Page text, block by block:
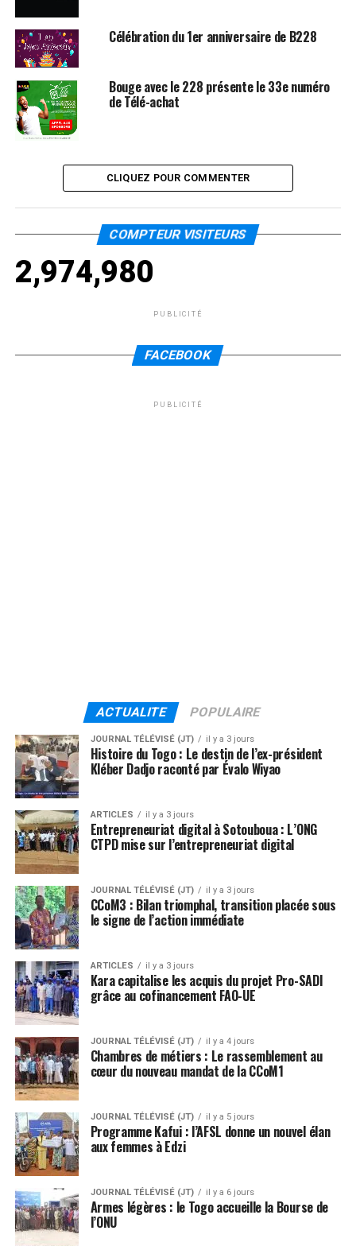
Célébration du 1er anniversaire de B228
Bouge avec le 228 présente le 33e numéro
de Télé-achat
CLIQUEZ POUR COMMENTER
COMPTEUR VISITEURS
2,974,980
PUBLICITÉ
FACEBOOK
PUBLICITÉ
ACTUALITE POPULAIRE
JOURNAL TÉLÉVISÉ (JT) il y a 3 jours
Histoire du Togo : Le destin de l’ex-président
Kléber Dadjo raconté par Évalo Wiyao
ARTICLES il y a 3 jours
Entrepreneuriat digital à Sotouboua : L’ONG
CTPD mise sur l’entrepreneuriat digital
JOURNAL TÉLÉVISÉ (JT) il y a 3 jours
CCoM3 : Bilan triomphal, transition placée sous
le signe de l’action immédiate
ARTICLES il y a 3 jours
Kara capitalise les acquis du projet Pro-SADI
grâce au cofinancement FAO-UE
JOURNAL TÉLÉVISÉ (JT) il y a 4 jours
Chambres de métiers : Le rassemblement au
cœur du nouveau mandat de la CCoM1
JOURNAL TÉLÉVISÉ (JT) il y a 5 jours
Programme Kafui : l’AFSL donne un nouvel élan
aux femmes à Edzi
JOURNAL TÉLÉVISÉ (JT) il y a 6 jours
Armes légères : le Togo accueille la Bourse de
l’ONU